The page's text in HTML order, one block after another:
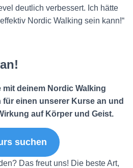
deutlich verbessert. Ich hätte
Nordic Walking sein kann!“
deinem Nordic Walking
einen unserer Kurse an und
auf Körper und Geist.
suchen
Das freut uns! Die beste Art,